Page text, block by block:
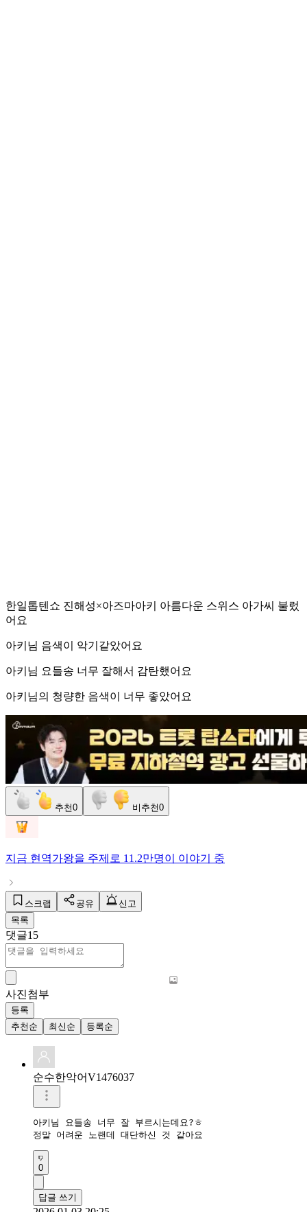
한일톱텐쇼 진해성×아즈마아키 아름다운 스위스 아가씨 불렀
어요
아키님 음색이 악기같았어요
아키님 요들송 너무 잘해서 감탄했어요
아키님의 청량한 음색이 너무 좋았어요
추천0 비추천0
지금 현역가왕을 주제로 11.2만명이 이야기 중
스크랩 공유
신고
목록
댓글15
사진첨부
등록
추천순
최신순 등록순
순수한악어V1476037
아키님 요들송 너무 잘 부르시는데요?ㅎ
정말 어려운 노랜데 대단하신 것 같아요
0
답글 쓰기